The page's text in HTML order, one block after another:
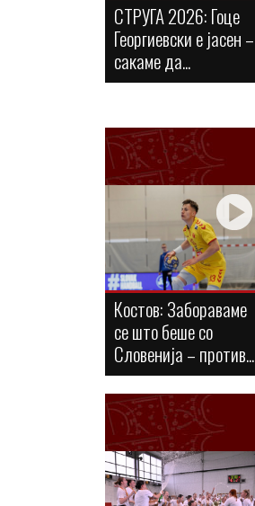
СТРУГА 2026: Гоце
Георгиевски е јасен –
сакаме да...
Костов: Забораваме
се што беше со
Словенија – против...